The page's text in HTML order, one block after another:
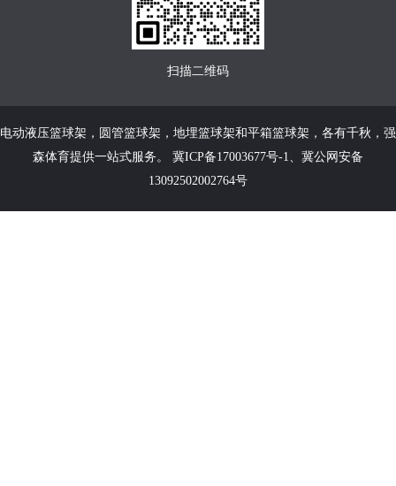
扫描二维码
电动液压篮球架 ， 圆管篮球架 ， 地埋篮球架和平箱篮球架 ，各有千秋，强
森体育提供一站式服务。 冀ICP备17003677号-1
冀公网安备
13092502002764号